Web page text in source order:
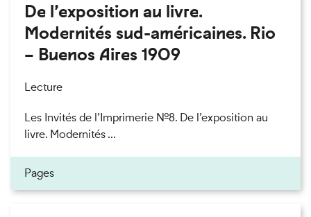
De l’exposition au livre.
Modernités sud-américaines. Rio
– Buenos Aires 1909
Lecture
Les Invités de l’Imprimerie n°8. De l’exposition au
livre. Modernités ...
Pages